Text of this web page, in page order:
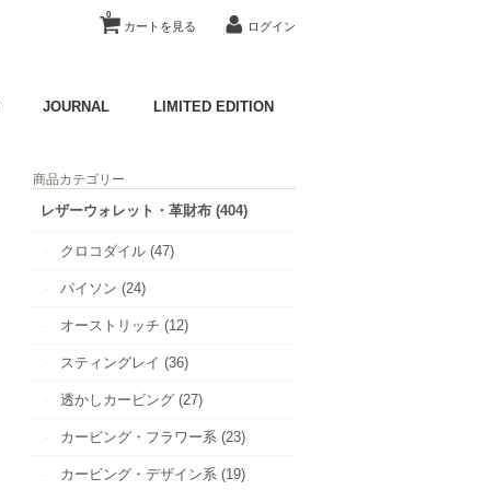
カートを見る
0
ログイン
JOURNAL LIMITED EDITION
商品カテゴリー
レザーウォレット・革財布 (404)
クロコダイル (47)
パイソン (24)
オーストリッチ (12)
スティングレイ (36)
透かしカービング (27)
カービング・フラワー系 (23)
カービング・デザイン系 (19)